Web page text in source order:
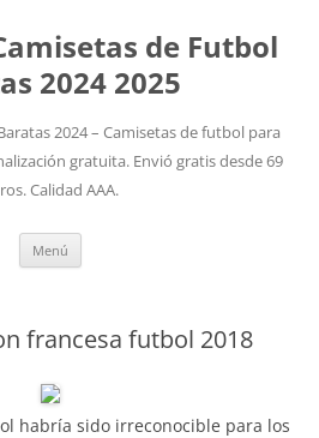
de Futbol
2024 2025
2024 – Camisetas de futbol para
gratuita. Envió gratis desde 69
Calidad AAA.
Menú
francesa futbol 2018
habría sido irreconocible para los